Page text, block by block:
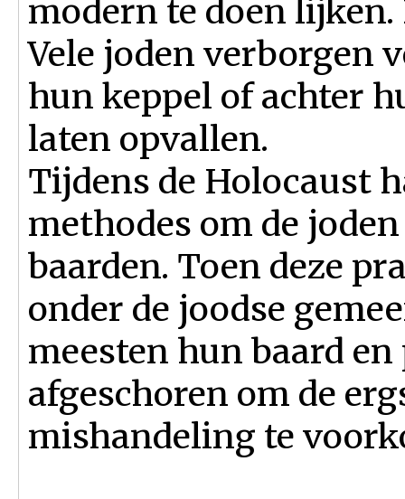
modern te doen lijken.
Vele joden verborgen
hun keppel of achter
laten opvallen.
Tijdens de Holocaust
methodes om de
baarden. Toen deze
onder de joodse
meesten hun baard
afgeschoren om de
mishandeling te